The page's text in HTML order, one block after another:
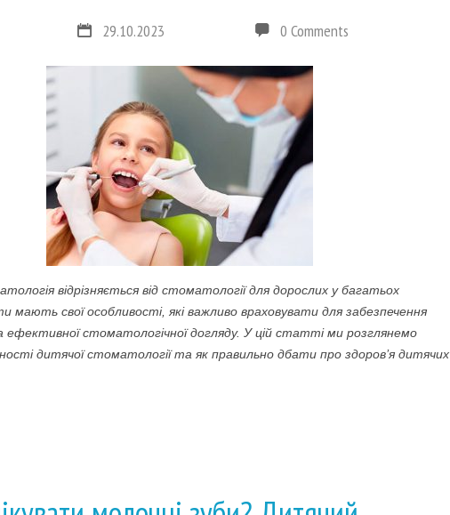
29.10.2023 0 Comments
відрізняється від стоматології для дорослих у багатьох
мають свої особливості, які важливо враховувати для забезпечення
ефективної стоматологічної догляду. У цій статті ми розглянемо
дитячої стоматології та як правильно дбати про здоров’я дитячих